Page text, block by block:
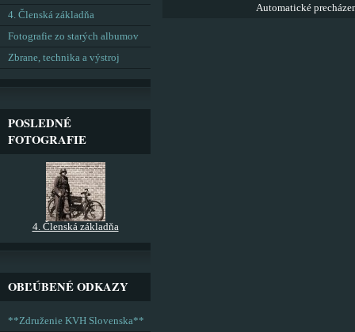
Automatické
4. Členská základňa
Fotografie zo starých albumov
Zbrane, technika a výstroj
POSLEDNÉ
FOTOGRAFIE
4. Členská základňa
OBĽÚBENÉ ODKAZY
**Združenie KVH Slovenska**